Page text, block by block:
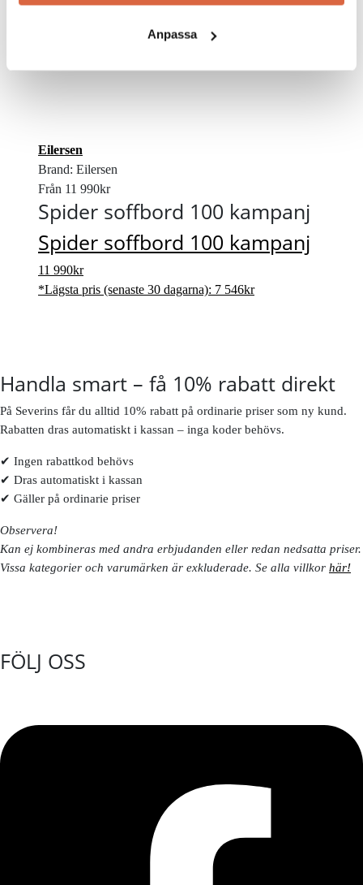
Anpassa
Eilersen
Brand: Eilersen
Från 11 990kr
Spider soffbord 100 kampanj
Spider soffbord 100 kampanj
11 990kr
*Lägsta pris (senaste 30 dagarna): 7 546kr
Handla smart – få 10% rabatt direkt
På Severins får du alltid 10% rabatt på ordinarie priser som ny kund.
Rabatten dras automatiskt i kassan – inga koder behövs.
✔ Ingen rabattkod behövs
✔ Dras automatiskt i kassan
✔ Gäller på ordinarie priser
Observera!
Kan ej kombineras med andra erbjudanden eller redan nedsatta priser.
Vissa kategorier och varumärken är exkluderade. Se alla villkor här!
FÖLJ OSS